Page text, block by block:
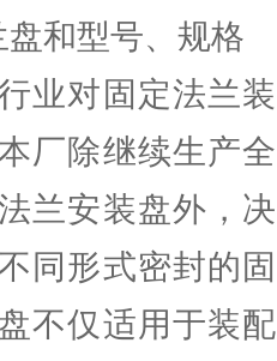
和型号、规格
业对固定法兰
厂除继续生产
兰安装盘外，
同形式密封的
不仅适用于装